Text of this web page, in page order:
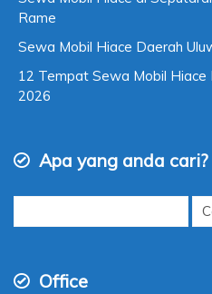
Rame
Sewa Mobil Hiace Daerah
12 Tempat Sewa Mobil Hiace
2026
Apa yang anda cari?
Cari
Office